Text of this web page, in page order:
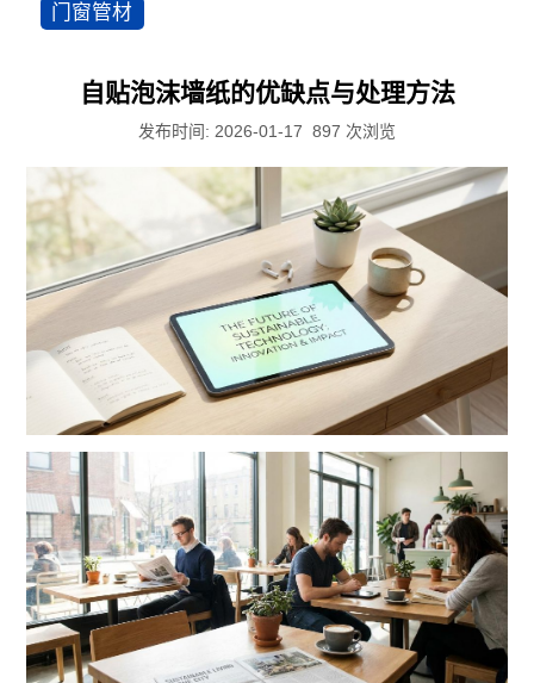
门窗管材
自贴泡沫墙纸的优缺点与处理方法
发布时间: 2026-01-17 897 次浏览